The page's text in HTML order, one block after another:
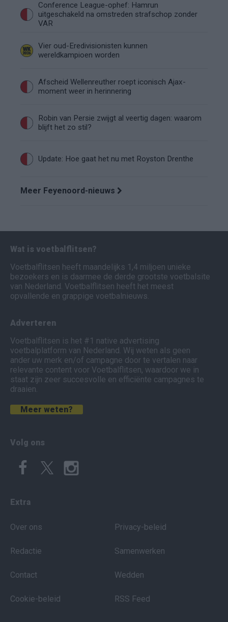
Conference League-ophef: Hamrun
uitgeschakeld na omstreden strafschop zonder
VAR
Vier oud-Eredivisionisten kunnen
wereldkampioen worden
Afscheid Wellenreuther roept iconisch Ajax-
moment weer in herinnering
Robin van Persie zwijgt al veertig dagen: waarom
blijft het zo stil?
Update: Hoe gaat het nu met Royston Drenthe
Meer Feyenoord-nieuws
Wat is voetbalflitsen?
Voetbalflitsen heeft maandelijks 1,4 miljoen unieke
bezoekers en is daarmee de derde grootste voetbalsite
van Nederland. Voetbalflitsen heeft het meest
opvallende en grappige voetbalnieuws.
Adverteren
Voetbalflitsen is het #1 native advertising
voetbalplatform van Nederland. Wij weten als geen
ander uw merk en/of campagne door te vertalen naar
relevante content voor Voetbalflitsen, waardoor we in
staat zijn zeer succesvolle en efficiënte campagnes te
draaien.
Meer weten?
Volg ons
Extra
Over ons
Redactie
Contact
Cookie-beleid
Privacy-beleid
Samenwerken
Wedden
RSS Feed